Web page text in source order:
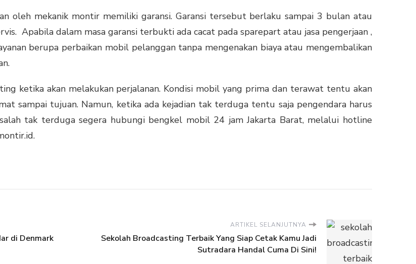
oleh mekanik montir memiliki garansi. Garansi tersebut berlaku sampai 3 bulan atau
Apabila dalam masa garansi terbukti ada cacat pada sparepart atau jasa pengerjaan ,
berupa perbaikan mobil pelanggan tanpa mengenakan biaya atau mengembalikan
ketika akan melakukan perjalanan. Kondisi mobil yang prima dan terawat tentu akan
sampai tujuan. Namun, ketika ada kejadian tak terduga tentu saja pengendara harus
tak terduga segera hubungi bengkel mobil 24 jam Jakarta Barat, melalui hotline
di Denmark
ARTIKEL SELANJUTNYA
Sekolah Broadcasting Terbaik Yang Siap Cetak Kamu Jadi
Sutradara Handal Cuma Di Sini!